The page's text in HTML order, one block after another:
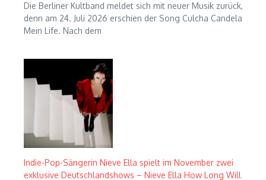
Die Berliner Kultband meldet sich mit neuer Musik zurück,
denn am 24. Juli 2026 erschien der Song Culcha Candela
Mein Life. Nach dem
Indie-Pop-Sängerin Nieve Ella spielt im November zwei
exklusive Deutschlandshows – Nieve Ella How Long Will